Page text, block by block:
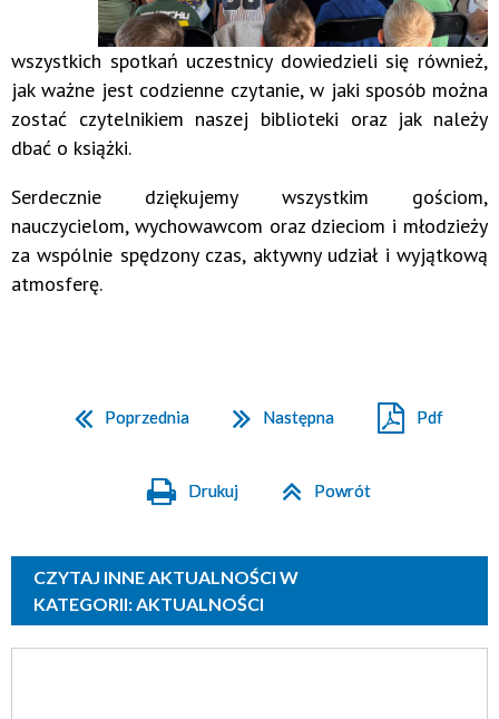
wszystkich spotkań uczestnicy dowiedzieli się również,
jak ważne jest codzienne czytanie, w jaki sposób można
zostać czytelnikiem naszej biblioteki oraz jak należy
dbać o książki.
Serdecznie dziękujemy wszystkim gościom,
nauczycielom, wychowawcom oraz dzieciom i młodzieży
za wspólnie spędzony czas, aktywny udział i wyjątkową
atmosferę.
Poprzednia Następna Pdf
Drukuj Powrót
CZYTAJ INNE AKTUALNOŚCI W
KATEGORII: AKTUALNOŚCI